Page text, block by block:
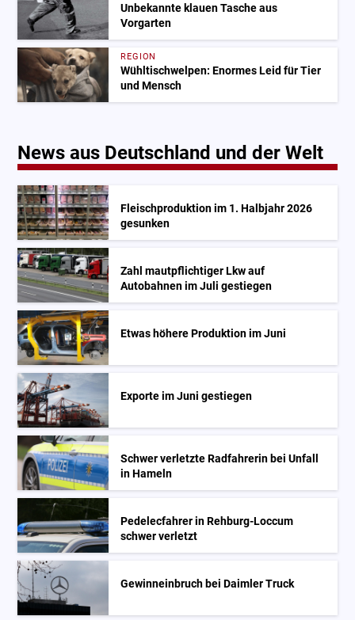
Unbekannte klauen Tasche aus
Vorgarten
REGION
Wühltischwelpen: Enormes Leid für Tier
und Mensch
News aus Deutschland und der Welt
Fleischproduktion im 1. Halbjahr 2026
gesunken
Zahl mautpflichtiger Lkw auf
Autobahnen im Juli gestiegen
Etwas höhere Produktion im Juni
Exporte im Juni gestiegen
Schwer verletzte Radfahrerin bei Unfall
in Hameln
Pedelecfahrer in Rehburg-Loccum
schwer verletzt
Gewinneinbruch bei Daimler Truck